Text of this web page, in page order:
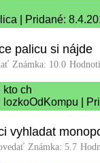
| Pridané:
palicu si nájde
Známka: 10.0
kto ch
lozkoOdKompu |
vyhladat
Známka: 5.7